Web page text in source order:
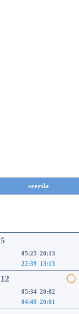
szerda
5
05:25 20:13
22:39 13:13
12
05:34 20:02
04:49 20:01